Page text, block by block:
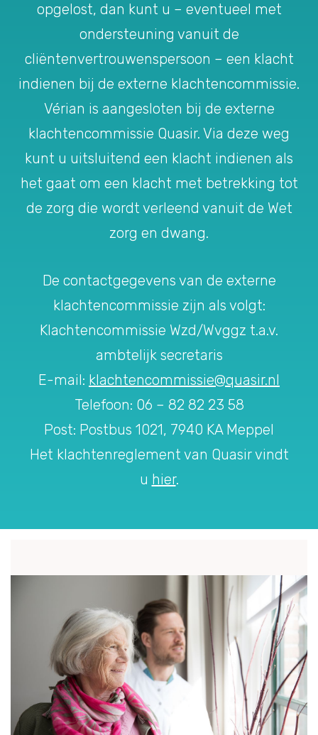
opgelost, dan kunt u – eventueel met
ondersteuning vanuit de
cliëntenvertrouwenspersoon – een klacht
indienen bij de externe klachtencommissie.
Vérian is aangesloten bij de externe
klachtencommissie Quasir. Via deze weg
kunt u uitsluitend een klacht indienen als
het gaat om een klacht met betrekking tot
de zorg die wordt verleend vanuit de Wet
zorg en dwang.
De contactgegevens van de externe
klachtencommissie zijn als volgt:
Klachtencommissie Wzd/Wvggz t.a.v.
ambtelijk secretaris
E-mail: klachtencommissie@quasir.nl
Telefoon: 06 – 82 82 23 58
Post: Postbus 1021, 7940 KA Meppel
Het klachtenreglement van Quasir vindt
u hier.